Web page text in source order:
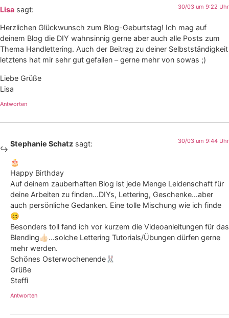
Lisa sagt: 30/03 um 9:22 Uhr
Herzlichen Glückwunsch zum Blog-Geburtstag! Ich mag auf
deinem Blog die DIY wahnsinnig gerne aber auch alle Posts zum
Thema Handlettering. Auch der Beitrag zu deiner Selbstständigkeit
letztens hat mir sehr gut gefallen – gerne mehr von sowas ;)
Liebe Grüße
Lisa
Antworten
Stephanie Schatz sagt: 30/03 um 9:44 Uhr
🎂
Happy Birthday
Auf deinem zauberhaften Blog ist jede Menge Leidenschaft für
deine Arbeiten zu finden…DIYs, Lettering, Geschenke…aber
auch persönliche Gedanken. Eine tolle Mischung wie ich finde
😊
Besonders toll fand ich vor kurzem die Videoanleitungen für das
Blending👍🏻…solche Lettering Tutorials/Übungen dürfen gerne
mehr werden.
Schönes Osterwochenende🐰
Grüße
Steffi
Antworten